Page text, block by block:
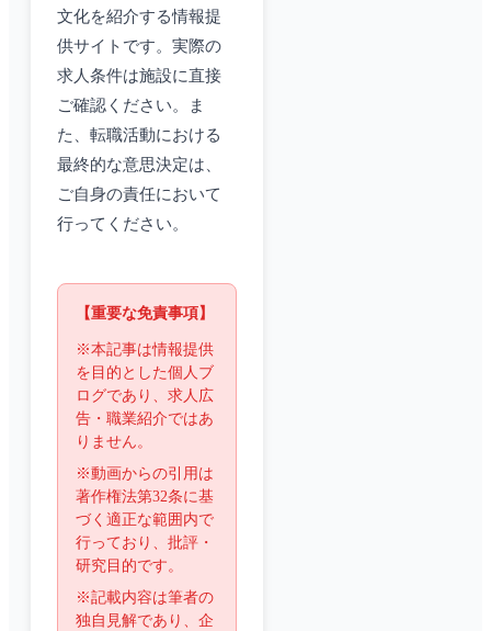
文化を紹介する情報提
供サイトです。実際の
求人条件は施設に直接
ご確認ください。ま
た、転職活動における
最終的な意思決定は、
ご自身の責任において
行ってください。
【重要な免責事項】
※本記事は情報提供
を目的とした個人ブ
ログであり、求人広
告・職業紹介ではあ
りません。
※動画からの引用は
著作権法第32条に基
づく適正な範囲内で
行っており、批評・
研究目的です。
※記載内容は筆者の
独自見解であり、企